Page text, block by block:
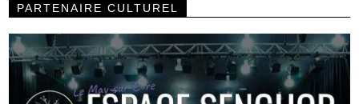
PARTENAIRE CULTUREL